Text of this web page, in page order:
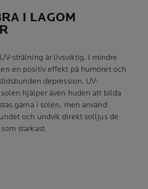
I LAGOM
strålning är livsviktig. I mindre
en positiv effekt på humöret och
depression. UV-
hjälper även huden att bilda
gärna i solen, men använd
och undvik direkt solljus de
starkast.